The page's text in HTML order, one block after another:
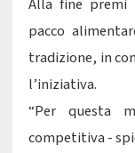
Alla fine
pacco
tradizione, in
l’iniziativa.
“Per questa
competitiva -